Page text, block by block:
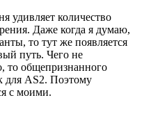
удивляет количество
Даже когда я думаю,
то тут же появляется
путь. Чего не
то общепризнанного
для AS2. Поэтому
с моими.